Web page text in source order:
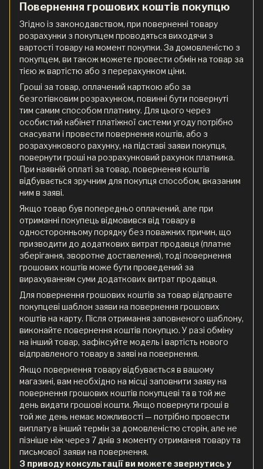
Повернення грошових коштів покупцю
Згідно із законодавством, при поверненні товару
розрахунки з покупцем проводяться виходячи з
вартості товару на момент покупки. За домовленістю з
покупцем, ви також можете провести обмін на товар за
тією ж вартістю або з перерахунком ціни.
Гроші за товар, оплачений карткою або за
безготівковим розрахунком, повинні бути повернуті
тим самим способом платнику. Для цього через
особистий кабінет платіжної системи угоду потрібно
скасувати і провести повернення коштів, або з
розрахункового рахунку, на підставі заяви покупця,
повернути гроші на розрахунковий рахунок платника.
При наявній оплаті за товар, повернення коштів
відбувається зручним для покупця способом, вказаним
ним в заяві.
Якщо товар був попередньо оплачений, але при
отриманні покупець відмовився від товару в
односторонньому порядку без поважних причин, що
призводити до додаткових витрат продавця (платне
зберігання, зворотне доставлення), тоді повернення
грошових коштів може бути проведений за
вирахуванням суми додаткових витрат продавця.
Для повернення грошових коштів за товар відправте
покупцеві шаблон заяви на повернення грошових
коштів на карту. Після отримання заповненого шаблону,
виконайте повернення коштів покупцю. У разі обміну
на інший товар, зафіксуйте модель і вартість нового
відправленого товару в заяві на повернення.
Якщо повернення товару відбувається в вашому
магазині, вам необхідно на місці заповнити заяву на
повернення грошових коштів покупцеві та в той же
день видати грошові кошти. Якщо повернути гроші в
той же день немає можливості — потрібно провести
виплату в інший термін за домовленістю сторін, але не
пізніше ніж через 7 днів з моменту отримання товару та
письмової заяви на повернення.
З приводу консультації ви можете звернутись у